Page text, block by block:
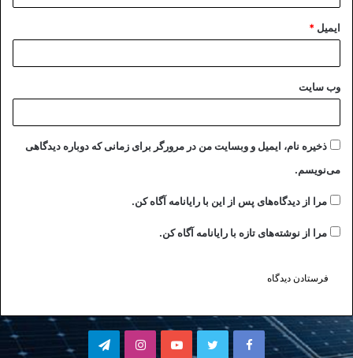
ایمیل *
وب‌ سایت
ذخیره نام، ایمیل و وبسایت من در مرورگر برای زمانی که دوباره دیدگاهی
می‌نویسم.
مرا از دیدگاه‌های پس از این با رایانامه آگاه کن.
مرا از نوشته‌های تازه با رایانامه آگاه کن.
فیسبوک توییتر یوتیوباینستاگرامتلگرام